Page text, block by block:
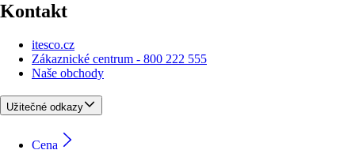
Kontakt
itesco.cz
Zákaznické centrum - 800 222 555
Naše obchody
Užitečné odkazy
Cena